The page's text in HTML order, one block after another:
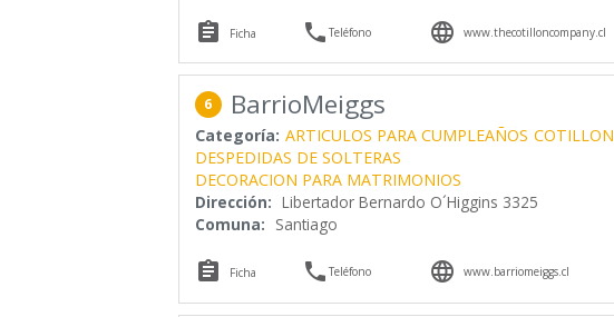
 Ficha Teléfono  www.thecotilloncompany.cl
6 BarrioMeiggs
Categoría: ARTICULOS PARA CUMPLEAÑOS COTILLON
DESPEDIDAS DE SOLTERAS
DECORACION PARA MATRIMONIOS
Dirección: Libertador Bernardo O´Higgins 3325
Comuna: Santiago
 Ficha Teléfono  www.barriomeiggs.cl